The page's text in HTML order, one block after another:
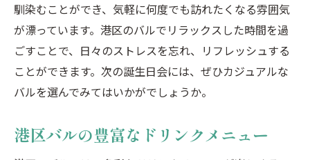
馴染むことができ、気軽に何度でも訪れたくなる雰囲気
が漂っています。港区のバルでリラックスした時間を過
ごすことで、日々のストレスを忘れ、リフレッシュする
ことができます。次の誕生日会には、ぜひカジュアルな
バルを選んでみてはいかがでしょうか。
港区バルの豊富なドリンクメニュー